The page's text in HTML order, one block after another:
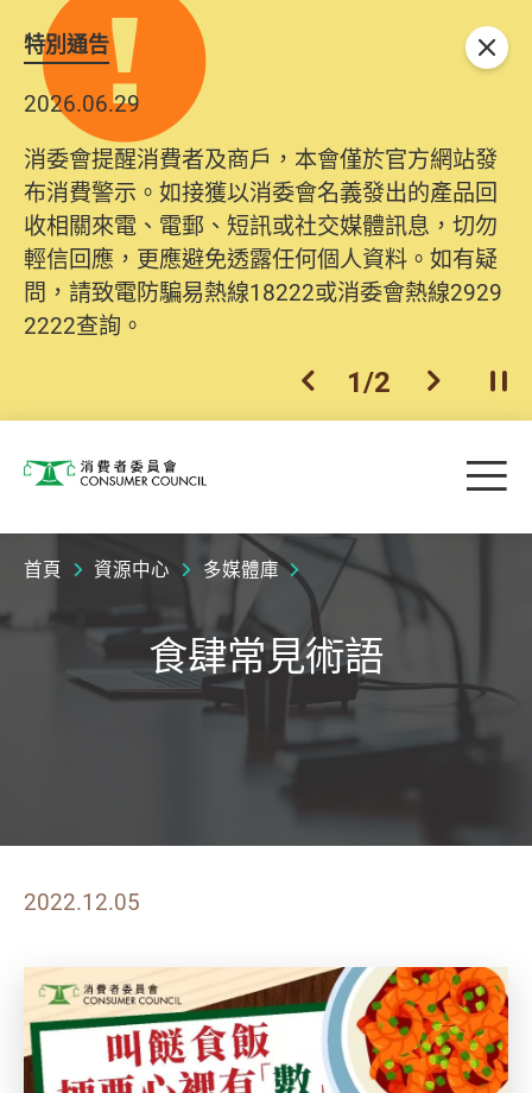
特別通告
2026.06.29
消委會提醒消費者及商戶，本會僅於官方網站發
布消費警示。如接獲以消委會名義發出的產品回
收相關來電、電郵、短訊或社交媒體訊息，切勿
輕信回應，更應避免透露任何個人資料。如有疑
問，請致電防騙易熱線18222或消委會熱線2929
2222查詢。
上一個
1/2 下一個開
關閉
消費者委員會 目
首頁 資源中心 多媒體庫
食肆常見術語
2022.12.05